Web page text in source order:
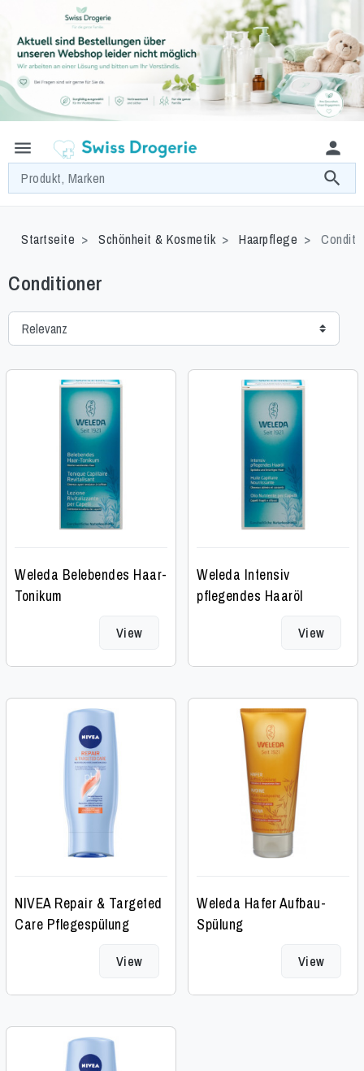
menu
Produkt, Marken search
person
Startseite Schönheit & Kosmetik Haarpflege
Conditioner
Weleda Belebendes Haar-
Tonikum
View
Weleda Intensiv
pflegendes Haaröl
View
NIVEA Repair & Targeted
Care Pflegespülung
View
Weleda Hafer Aufbau-
Spülung
View